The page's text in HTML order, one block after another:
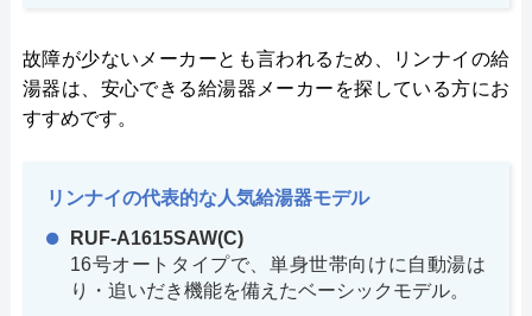
故障が少ないメーカーとも言われるため、リンナイの給
湯器は、安心できる給湯器メーカーを探している方にお
すすめです。
リンナイの代表的な人気給湯器モデル
RUF-A1615SAW(C)
16号オートタイプで、単身世帯向けに自動湯は
り・追いだき機能を備えたベーシックモデル。